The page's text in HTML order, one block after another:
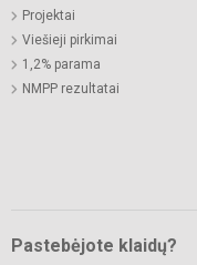
Projektai
Viešieji pirkimai
1,2% parama
NMPP rezultatai
Pastebėjote klaidų?